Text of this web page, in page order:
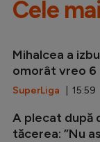
Cele
Mihalcea a
omorât vreo 6
SuperLiga | 15:59
A plecat după
tăcerea: ”Nu